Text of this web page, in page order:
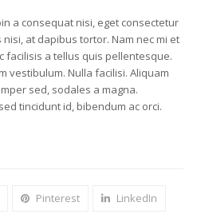
a consequat nisi, eget consectetur
at dapibus tortor. Nam nec mi et
facilisis a tellus quis pellentesque.
vestibulum. Nulla facilisi. Aliquam
sed, sodales a magna.
tincidunt id, bibendum ac orci.
Pinterest LinkedIn